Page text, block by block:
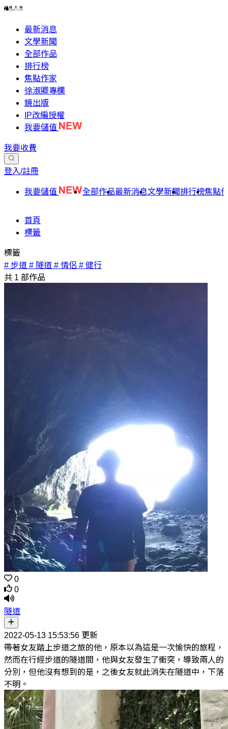
最新消息
文學新聞
全部作品
排行榜
焦點作家
徐淑卿專欄
鏡出版
IP改編授權
我要儲值
我要收費
登入/註冊
我要儲值 全部作品最新消息文學新聞排行榜焦點
首頁
標籤
標籤
# 步道 # 隧道 # 情侶 # 健行
共 1 部作品
0
0
隧道
2022-05-13 15:53:56 更新
帶著女友踏上步道之旅的他，原本以為這是一次愉快的旅程，
然而在行經步道的隧道間，他與女友發生了衝突，導致兩人的
分別，但他沒有想到的是，之後女友就此消失在隧道中，下落
不明。